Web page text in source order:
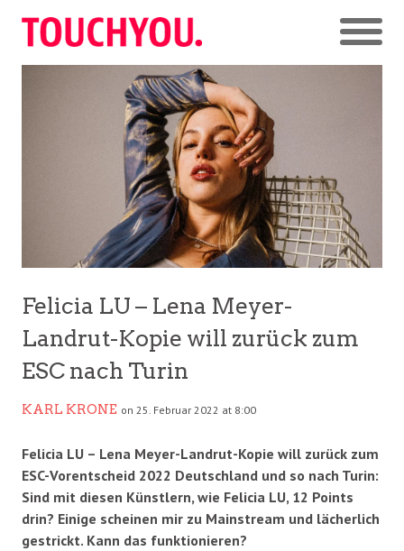
Felicia LU – Lena Meyer-
Landrut-Kopie will zurück zum
ESC nach Turin
KARL KRONE on 25. Februar 2022 at 8:00
Felicia LU – Lena Meyer-Landrut-Kopie will zurück zum
ESC-Vorentscheid 2022 Deutschland und so nach Turin:
Sind mit diesen Künstlern, wie Felicia LU, 12 Points
drin? Einige scheinen mir zu Mainstream und lächerlich
gestrickt. Kann das funktionieren?